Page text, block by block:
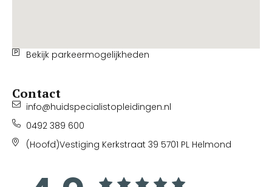
Bekijk parkeermogelijkheden
Contact
info@huidspecialistopleidingen.nl
0492 389 600
(Hoofd)Vestiging Kerkstraat 39 5701 PL Helmond